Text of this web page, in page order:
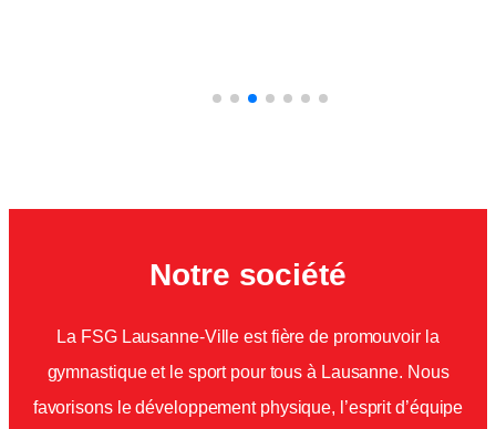
Notre société
La FSG Lausanne-Ville est fière de promouvoir la
gymnastique et le sport pour tous à Lausanne. Nous
favorisons le développement physique, l’esprit d’équipe